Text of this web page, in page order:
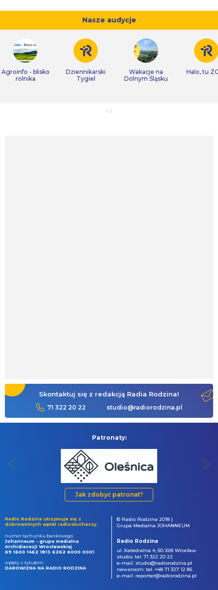
Nasze audycje
Agroinfo - blisko
rolnika
Dziennikarski
Tygiel
Wakacje na
Dolnym Śląsku
Halo, tu
Skontaktuj się z redakcją Radia Rodzina!
71 322 20 22 studio@radiorodzina.pl
Patronaty:
Jak zdobyć patronat?
Radio Rodzina utrzymuje się z
dobrowolnych wpłat radiosłuchaczy.
numer rachunku bankowego:
Johanneum - grupa medialna
Archidiecezji Wrocławskiej
69 1600 1462 1813 6262 6000 0001
wpłaty z tytułem:
DAROWIZNA NA RADIO RODZINA
© Radio Rodzina 2018 |
Grupa Medialna JOHANNEUM
Radio Rodzina
ul. Katedralna 4, 50-328 Wrocław
studio: tel. 71 322 20 22
e-mail: studio@radiorodzina.pl
newsroom: tel. +48 71 327 12 85
e-mail: reporter@radiorodzina.pl